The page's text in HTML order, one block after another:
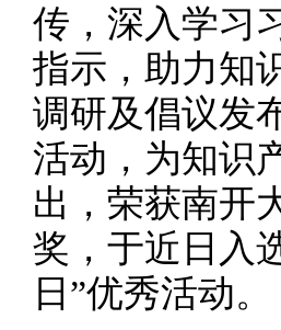
传，深入学习
指示，助力知
调研及倡议发
活动，为知识
出，荣获南开
奖，于近日入
日”优秀活动。